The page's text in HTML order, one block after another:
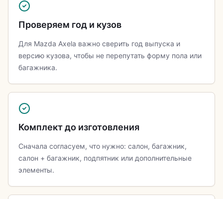
Проверяем год и кузов
Для Mazda Axela важно сверить год выпуска и
версию кузова, чтобы не перепутать форму пола или
багажника.
Комплект до изготовления
Сначала согласуем, что нужно: салон, багажник,
салон + багажник, подпятник или дополнительные
элементы.